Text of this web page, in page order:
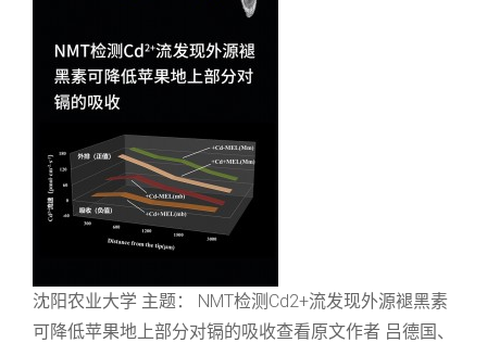
沈阳农业大学 主题： NMT检测Cd2+流发现外源褪黑素
可降低苹果地上部分对镉的吸收查看原文作者 吕德国、